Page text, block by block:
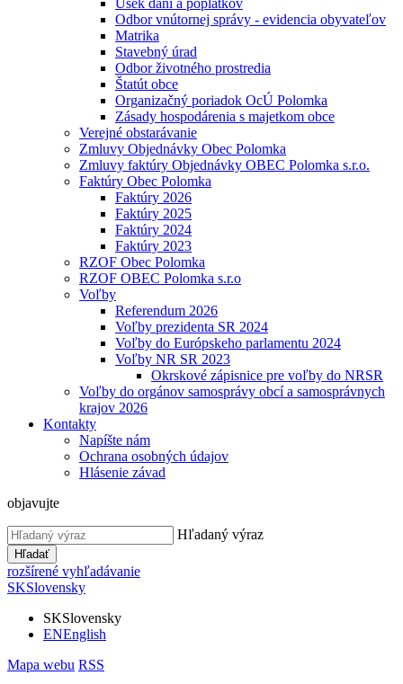
Úsek daní a poplatkov
Odbor vnútornej správy - evidencia obyvateľov
Matrika
Stavebný úrad
Odbor životného prostredia
Štatút obce
Organizačný poriadok OcÚ Polomka
Zásady hospodárenia s majetkom obce
Verejné obstarávanie
Zmluvy Objednávky Obec Polomka
Zmluvy faktúry Objednávky OBEC Polomka s.r.o.
Faktúry Obec Polomka
Faktúry 2026
Faktúry 2025
Faktúry 2024
Faktúry 2023
RZOF Obec Polomka
RZOF OBEC Polomka s.r.o
Voľby
Referendum 2026
Voľby prezidenta SR 2024
Voľby do Európskeho parlamentu 2024
Voľby NR SR 2023
Okrskové zápisnice pre voľby do NRSR
Voľby do orgánov samosprávy obcí a samosprávnych
krajov 2026
Kontakty
Napíšte nám
Ochrana osobných údajov
Hlásenie závad
objavujte
Hľadaný výraz
Hľadať
rozšírené vyhľadávanie
SKSlovensky
SKSlovensky
ENEnglish
Mapa webu RSS